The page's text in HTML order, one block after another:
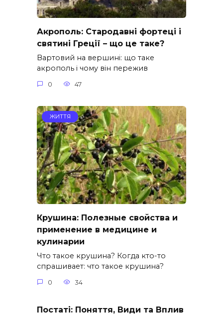
Акрополь: Стародавні фортеці і
святині Греції – що це таке?
Вартовий на вершині: що таке
акрополь і чому він пережив
0 47
ЖИТТЯ
Крушина: Полезные свойства и
применение в медицине и
кулинарии
Что такое крушина? Когда кто-то
спрашивает: что такое крушина?
0 34
Постаті: Поняття, Види та Вплив